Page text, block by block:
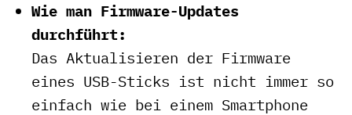
Wie man Firmware-Updates
durchführt:
Das Aktualisieren der Firmware
eines USB-Sticks ist nicht immer so
einfach wie bei einem Smartphone